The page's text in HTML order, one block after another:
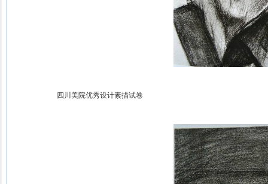
四川美院优秀设计素描试卷